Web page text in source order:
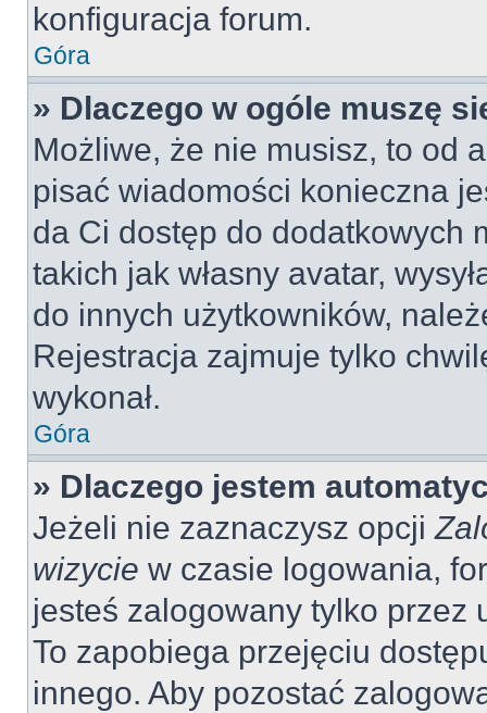
konfiguracja forum.
Góra
» Dlaczego w ogóle muszę
Możliwe, że nie musisz, to od
pisać wiadomości konieczna
da Ci dostęp do dodatkowych
takich jak własny avatar,
do innych użytkowników,
Rejestracja zajmuje tylko
wykonał.
Góra
» Dlaczego jestem
Jeżeli nie zaznaczysz opcji
wizycie w czasie logowania,
jesteś zalogowany tylko przez
To zapobiega przejęciu
innego. Aby pozostać